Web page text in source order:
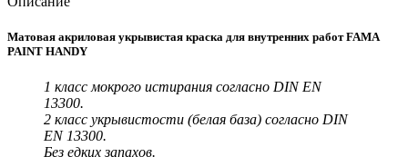
Матовая акриловая укрывистая краска для внутренних работ FAMA
PAINT HANDY
1 класс мокрого истирания согласно DIN EN
13300.
2 класс укрывистости (белая база) согласно DIN
EN 13300.
Без едких запахов.